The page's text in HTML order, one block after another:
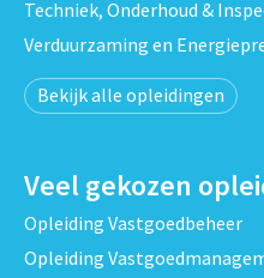
Techniek, Onderhoud &
Verduurzaming en
Bekijk alle opleidingen
Veel gekozen
Opleiding Vastgoedbeheer
Opleiding